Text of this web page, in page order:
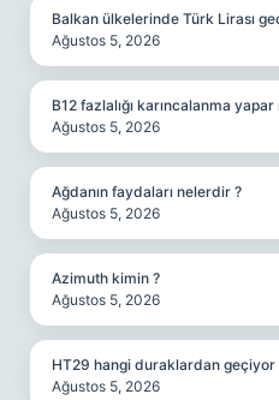
Balkan ülkelerinde Türk Lirası
Ağustos 5, 2026
B12 fazlalığı karıncalanma yapar
Ağustos 5, 2026
Ağdanın faydaları nelerdir ?
Ağustos 5, 2026
Azimuth kimin ?
Ağustos 5, 2026
HT29 hangi duraklardan geçiyor
Ağustos 5, 2026